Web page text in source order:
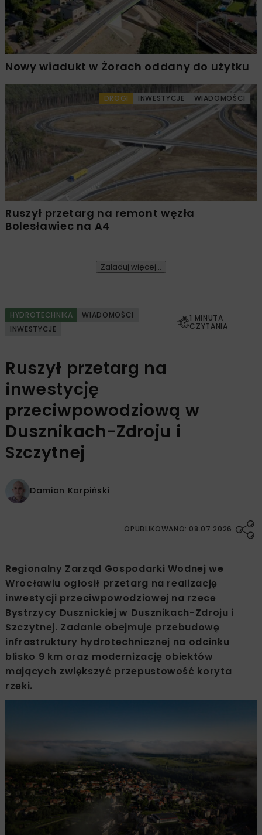
Nowy wiadukt w Żorach oddany do użytku
DROGI INWESTYCJE WIADOMOŚCI
Ruszył przetarg na remont węzła
Bolesławiec na A4
Załaduj więcej...
HYDROTECHNIKA
WIADOMOŚCI
INWESTYCJE
1 MINUTA
CZYTANIA
Ruszył przetarg na
inwestycję
przeciwpowodziową w
Dusznikach-Zdroju i
Szczytnej
Damian Karpiński
OPUBLIKOWANO: 08.07.2026
Regionalny Zarząd Gospodarki Wodnej we
Wrocławiu ogłosił przetarg na realizację
inwestycji przeciwpowodziowej na rzece
Bystrzycy Dusznickiej w Dusznikach-Zdroju i
Szczytnej. Zadanie obejmuje przebudowę
infrastruktury hydrotechnicznej na odcinku
blisko 9 km oraz modernizację obiektów
mających zwiększyć przepustowość koryta
rzeki.